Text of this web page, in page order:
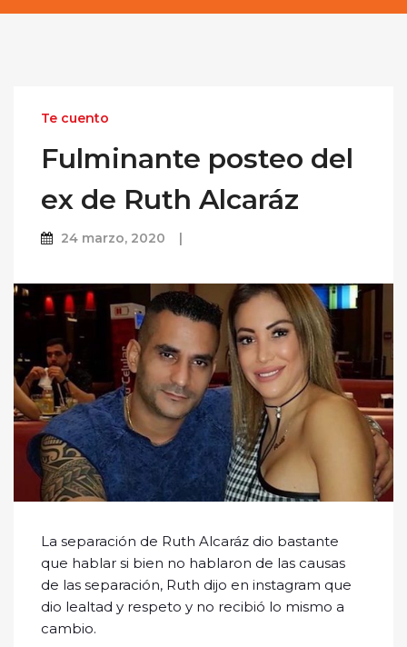
Te cuento
Fulminante posteo del
ex de Ruth Alcaráz
24 marzo, 2020
La separación de Ruth Alcaráz dio bastante
que hablar si bien no hablaron de las causas
de las separación, Ruth dijo en instagram que
dio lealtad y respeto y no recibió lo mismo a
cambio.